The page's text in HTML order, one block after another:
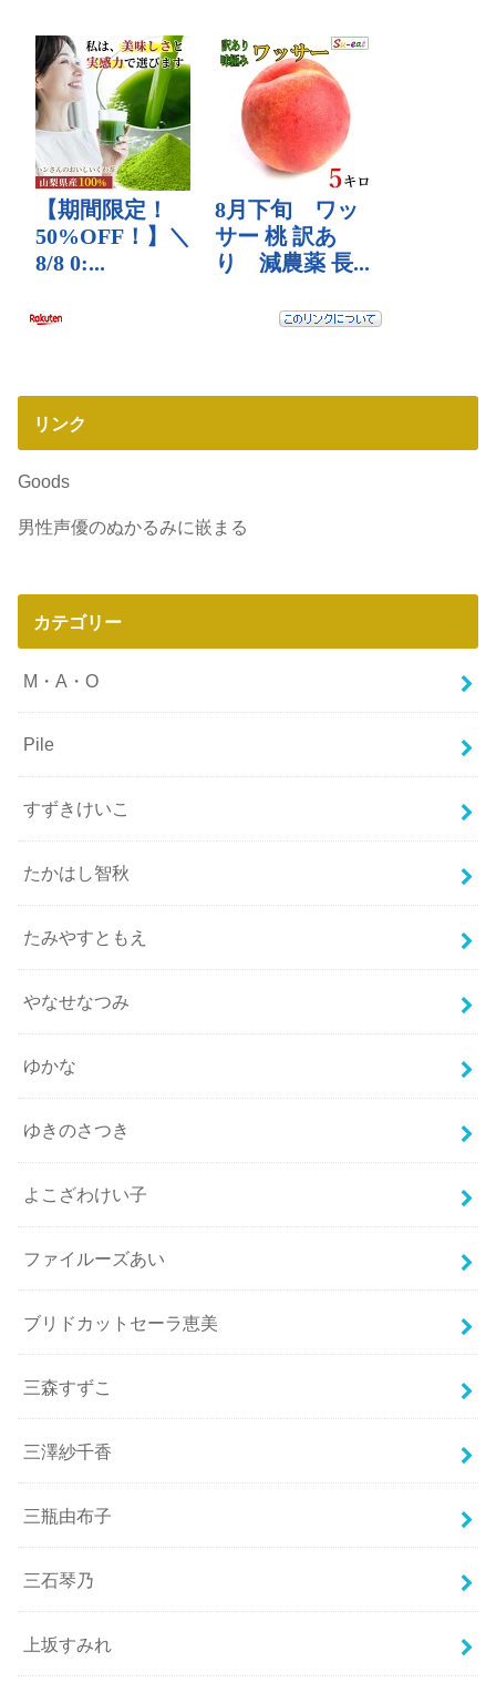
リンク
Goods
男性声優のぬかるみに嵌まる
カテゴリー
M・A・O
Pile
すずきけいこ
たかはし智秋
たみやすともえ
やなせなつみ
ゆかな
ゆきのさつき
よこざわけい子
ファイルーズあい
ブリドカットセーラ恵美
三森すずこ
三澤紗千香
三瓶由布子
三石琴乃
上坂すみれ